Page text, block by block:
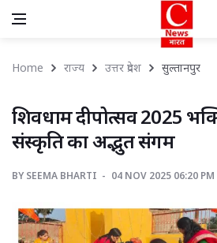
Home राज्य उत्तर प्रदेश सुल्तानपुर
शिवधाम दीपोत्सव 2025
संस्कृति का अद्भुत संगम
BY SEEMA BHARTI 04 NOV 2025 06:20 PM